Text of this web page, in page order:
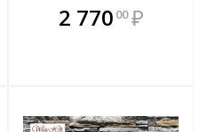
В комплекте
всегда выгоднее!
2 770 00 ₽